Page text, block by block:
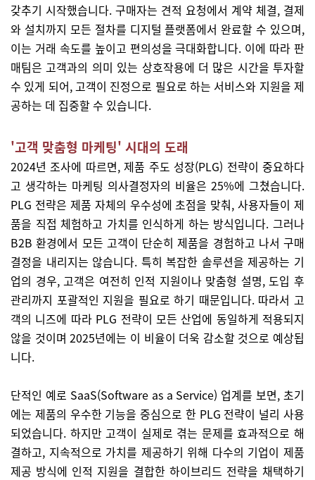
갖추기 시작했습니다. 구매자는 견적 요청에서 계약 체결, 결제
와 설치까지 모든 절차를 디지털 플랫폼에서 완료할 수 있으며,
이는 거래 속도를 높이고 편의성을 극대화합니다. 이에 따라 판
매팀은 고객과의 의미 있는 상호작용에 더 많은 시간을 투자할
수 있게 되어, 고객이 진정으로 필요로 하는 서비스와 지원을 제
공하는 데 집중할 수 있습니다.
'고객 맞춤형 마케팅' 시대의 도래
2024년 조사에 따르면, 제품 주도 성장(PLG) 전략이 중요하다
고 생각하는 마케팅 의사결정자의 비율은 25%에 그쳤습니다.
PLG 전략은 제품 자체의 우수성에 초점을 맞춰, 사용자들이 제
품을 직접 체험하고 가치를 인식하게 하는 방식입니다. 그러나
B2B 환경에서 모든 고객이 단순히 제품을 경험하고 나서 구매
결정을 내리지는 않습니다. 특히 복잡한 솔루션을 제공하는 기
업의 경우, 고객은 여전히 인적 지원이나 맞춤형 설명, 도입 후
관리까지 포괄적인 지원을 필요로 하기 때문입니다. 따라서 고
객의 니즈에 따라 PLG 전략이 모든 산업에 동일하게 적용되지
않을 것이며 2025년에는 이 비율이 더욱 감소할 것으로 예상됩
니다.
단적인 예로 SaaS(Software as a Service) 업계를 보면, 초기
에는 제품의 우수한 기능을 중심으로 한 PLG 전략이 널리 사용
되었습니다. 하지만 고객이 실제로 겪는 문제를 효과적으로 해
결하고, 지속적으로 가치를 제공하기 위해 다수의 기업이 제품
제공 방식에 인적 지원을 결합한 하이브리드 전략을 채택하기